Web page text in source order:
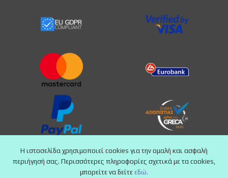
Η ιστοσελίδα χρησιμοποιεί cookies για την ομαλή και ασφαλή
περιήγησή σας. Περισσότερες πληροφορίες σχετικά με τα cookies,
μπορείτε να δείτε εδώ.